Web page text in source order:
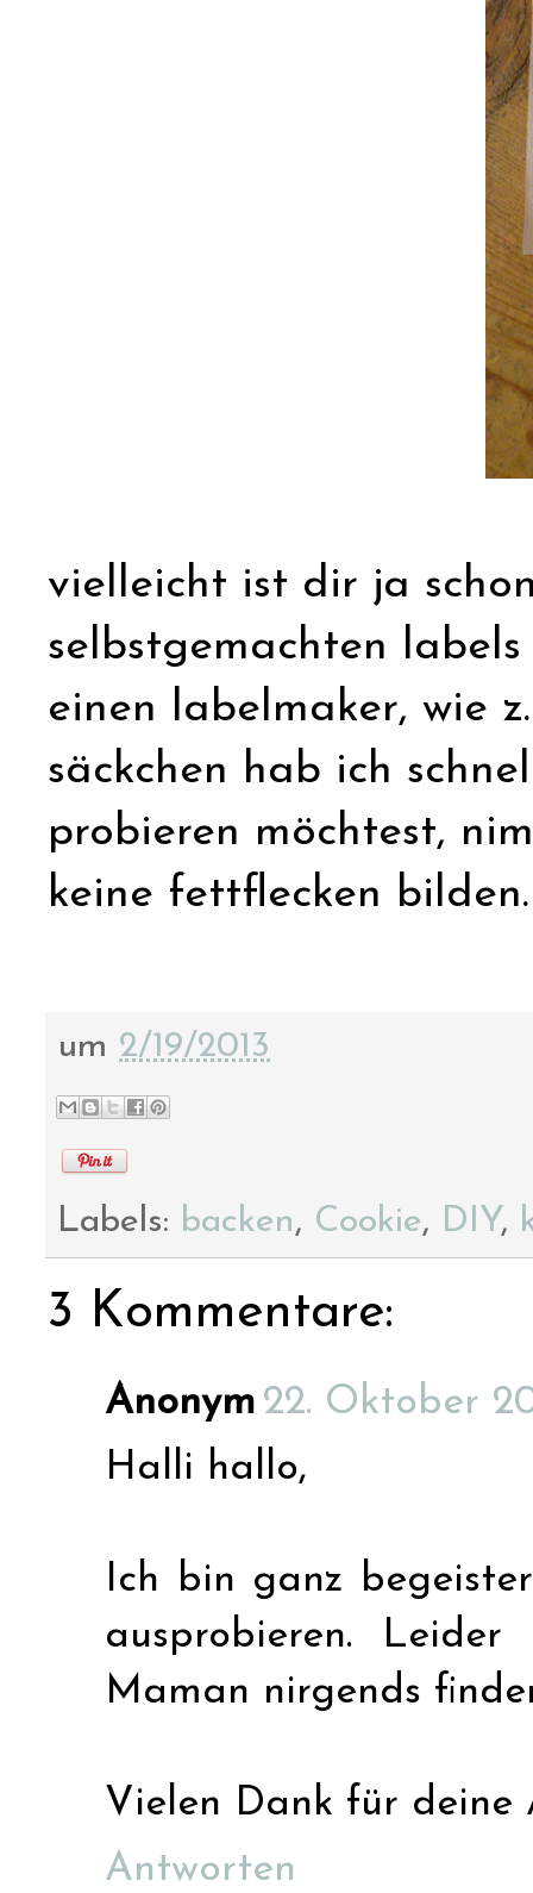
vielleicht ist dir ja
selbstgemachten
einen labelmaker, wie
säckchen hab ich
probieren möchtest,
keine fettflecken bilden.
um 2/19/2013
Labels: backen, Cookie, DIY,
3 Kommentare:
Anonym 22. Oktober
Halli hallo,
Ich bin ganz
ausprobieren.
Maman nirgends
Vielen Dank für deine
Antworten